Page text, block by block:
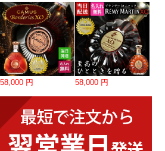
58,000 円 58,000 円